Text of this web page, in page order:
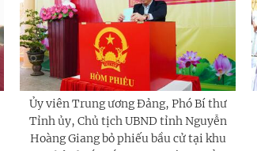
Ủy viên Trung ương Đảng, Phó Bí thư
Tỉnh ủy, Chủ tịch UBND tỉnh Nguyễn
Hoàng Giang bỏ phiếu bầu cử tại khu